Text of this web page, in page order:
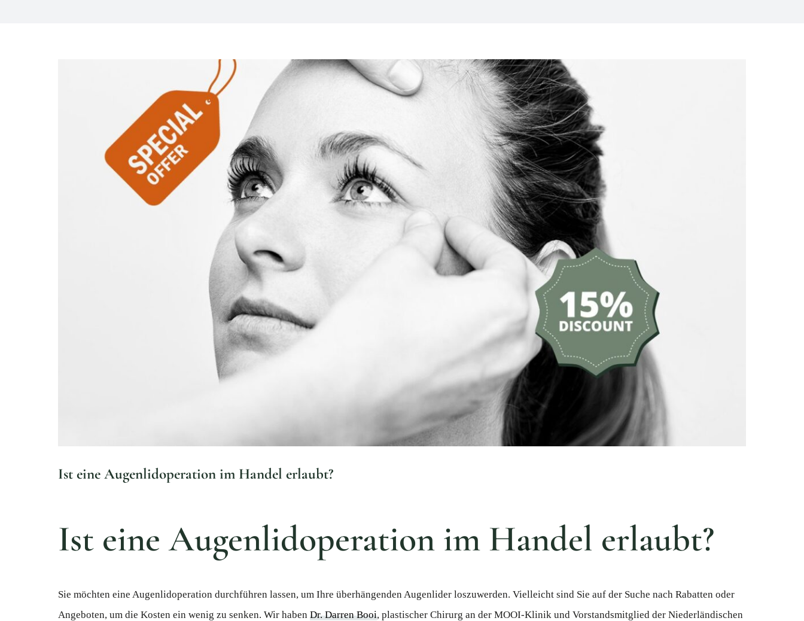
Ist eine Augenlidoperation im Handel erlaubt?
Ist eine Augenlidoperation im Handel erlaubt?
Sie möchten eine Augenlidoperation durchführen lassen, um Ihre überhängenden Augenlider loszuwerden. Vielleicht sind Sie auf der Suche nach Rabatten oder
Angeboten, um die Kosten ein wenig zu senken. Wir haben Dr. Darren Booi, plastischer Chirurg an der MOOI-Klinik und Vorstandsmitglied der Niederländischen